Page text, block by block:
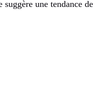
une tendance de